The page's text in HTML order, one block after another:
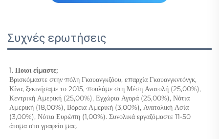
Συχνές ερωτήσεις
1. Ποιοι είμαστε;
Βρισκόμαστε στην πόλη Γκουανγκζόου, επαρχία Γκουανγκντόνγκ,
Κίνα, ξεκινήσαμε το 2015, πουλάμε στη Μέση Ανατολή (25,00%),
Κεντρική Αμερική (25,00%), Εγχώρια Αγορά (25,00%), Νότια
Αμερική (18,00%), Βόρεια Αμερική (3,00%), Ανατολική Ασία
(3,00%), Νότια Ευρώπη (1,00%). Συνολικά εργαζόμαστε 11-50
άτομα στο γραφείο μας.